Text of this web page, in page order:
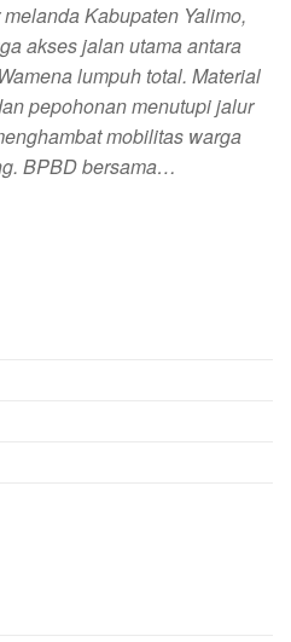
Kabupaten Yalimo,
akses jalan utama antara
lumpuh total. Material
pepohonan menutupi jalur
mobilitas warga
BPBD bersama…